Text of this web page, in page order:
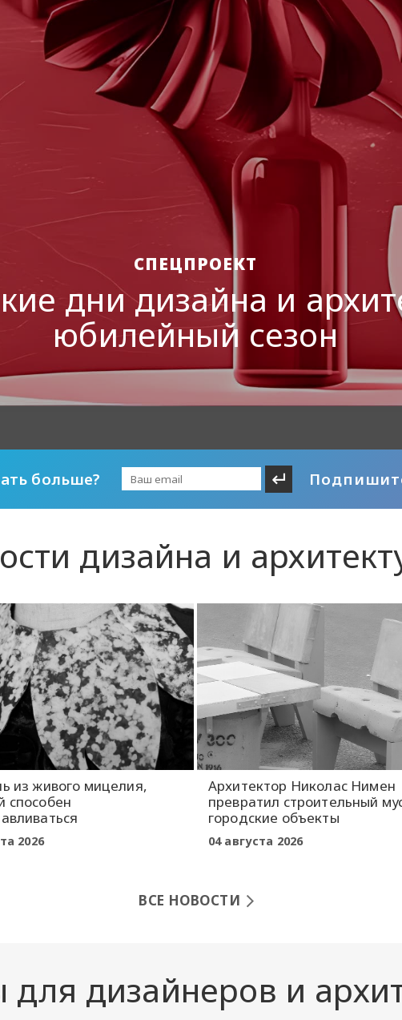
СПЕЦПРОЕКТ
дни дизайна и
юбилейный сезон
больше?
дизайна и
из живого мицелия,
способен
2026
Архитектор Николас Нимен
превратил строительный
городские объекты
04 августа 2026
ВСЕ НОВОСТИ
для дизайнеров и